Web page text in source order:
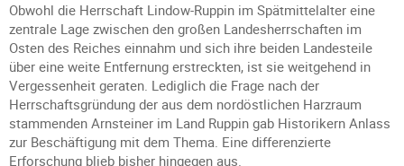
Obwohl die Herrschaft Lindow-Ruppin im Spätmittelalter eine
zentrale Lage zwischen den großen Landesherrschaften im
Osten des Reiches einnahm und sich ihre beiden Landesteile
über eine weite Entfernung erstreckten, ist sie weitgehend in
Vergessenheit geraten. Lediglich die Frage nach der
Herrschaftsgründung der aus dem nordöstlichen Harzraum
stammenden Arnsteiner im Land Ruppin gab Historikern Anlass
zur Beschäftigung mit dem Thema. Eine differenzierte
Erforschung blieb bisher hingegen aus.